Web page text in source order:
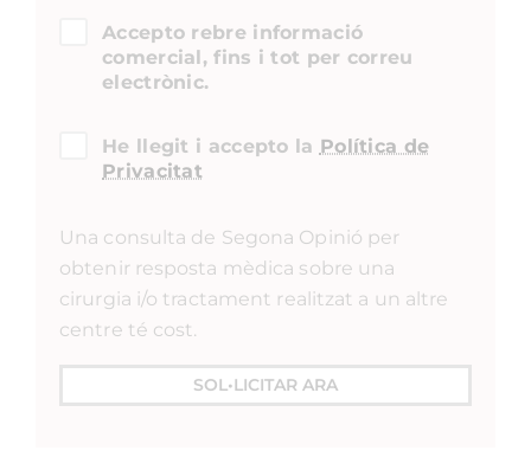
Accepto rebre informació
comercial, fins i tot per correu
electrònic.
He llegit i accepto la Política de
Privacitat
Una consulta de Segona Opinió per
obtenir resposta mèdica sobre una
cirurgia i/o tractament realitzat a un altre
centre té cost.
SOL•LICITAR ARA